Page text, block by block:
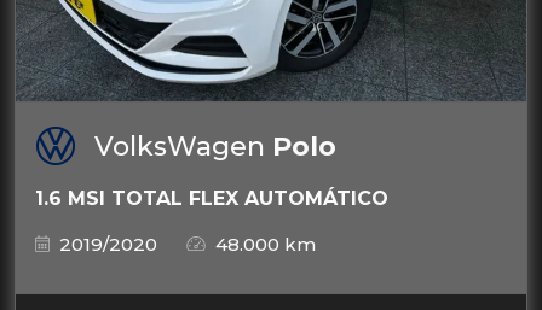
VolksWagen Polo
1.6 MSI TOTAL FLEX AUTOMÁTICO
2019/2020
48.000 km